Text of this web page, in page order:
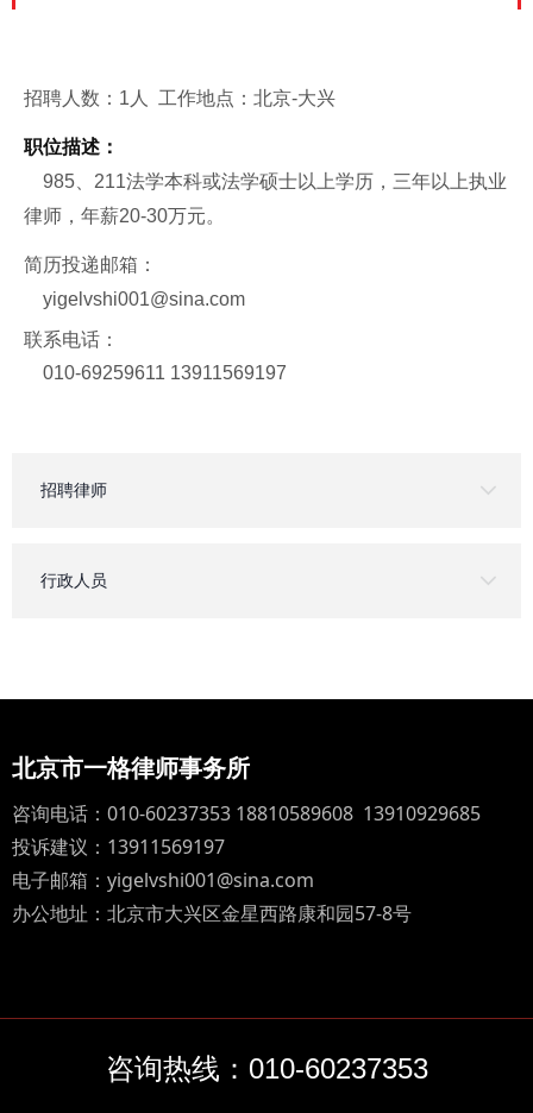
招聘人数：1人 工作地点：北京-大兴
职位描述：
985、211法学本科或法学硕士以上学历，三年以上执业
律师，年薪20-30万元。
简历投递邮箱：
yigelvshi001@sina.com
联系电话：
010-69259611 13911569197
招聘律师
行政人员
北京市一格律师事务所
咨询电话：010-60237353 18810589608 13910929685
投诉建议：13911569197
电子邮箱：yigelvshi001@sina.com
办公地址：北京市大兴区金星西路康和园57-8号
咨询热线：010-60237353